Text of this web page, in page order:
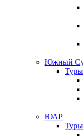
Южный
Туры
ЮАР
Туры